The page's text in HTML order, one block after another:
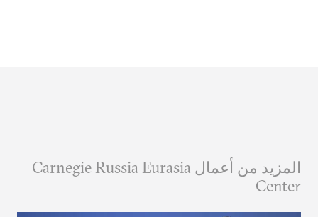
المزيد من أعمال Carnegie Russia Eurasia
Center